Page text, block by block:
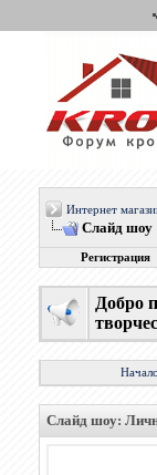
Интернет
Слайд шоу
Регистрация
Добро
Начало
Слайд шоу: